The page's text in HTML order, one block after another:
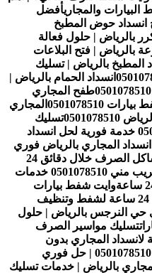
والمجاريأفضل
انسداد حوض المطبخ
بالرياض | حلول فعالة
بالرياض | فتح البلاعات
المطبخ بالرياض | تسليك
انسداد الحمام بالرياض |
طفح المجاري
المجاري
تسليك
مجاري بالرياض 24 ساعة 0501078510 خدمة فورية لحل انسداد
المجاري بالرياض فوري
0501078510 خدمة طوارئ لحل مشاكل الصرف خلال دقائق 24
فني تسليك مجاري بالرياض قريب مني 0501078510 خدمات
وايت شفط بيارات
بالرياض 0501078510 خدمة طوارئ 24 ساعة لشفط وتنظيف
حي النرجس بالرياض | حلول
تسليك مواسير الصرف
احترافية لانسداد المجاري بدون
فتح انسداد المجاري بالرياض 0501078510 | حل فوري
بالرياض | خدمات تسليك